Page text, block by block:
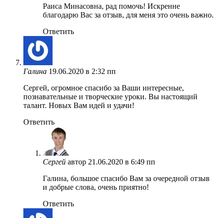
Раиса Минасовна, рад помочь! Искренне
благодарю Вас за отзыв, для меня это очень важно.
Ответить
Галина 19.06.2020 в 2:32 пп
Сергей, огромное спасибо за Ваши интересные,
познавательные и творческие уроки. Вы настоящий
талант. Новых Вам идей и удачи!
Ответить
Сергей автор 21.06.2020 в 6:49 пп
Галина, большое спасибо Вам за очередной отзыв
и добрые слова, очень приятно!
Ответить